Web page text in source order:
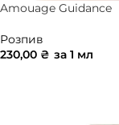
Amouage Guidance
Розпив
230,00 ₴ за 1 мл